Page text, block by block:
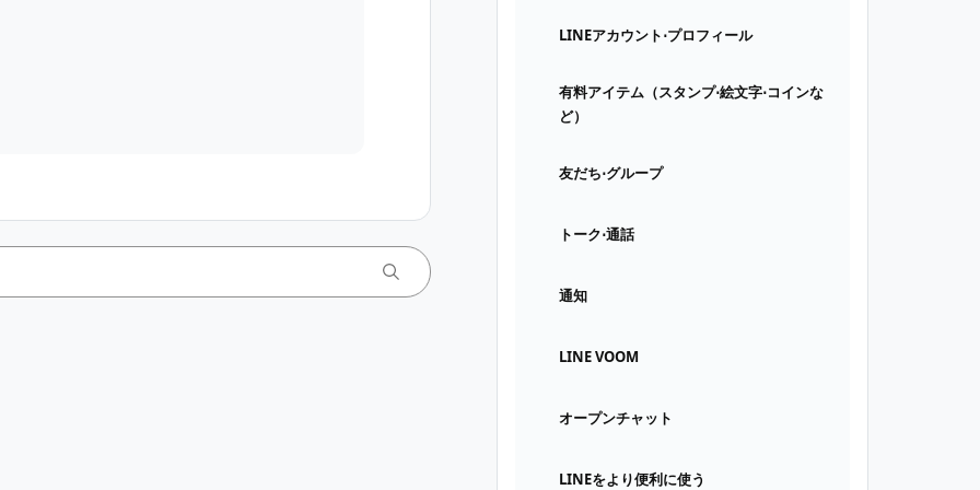
LINEアカウント⋅プロフィール
有料アイテム（スタンプ⋅絵文字⋅コインな
ど）
友だち⋅グループ
トーク⋅通話
通知
LINE VOOM
オープンチャット
LINEをより便利に使う